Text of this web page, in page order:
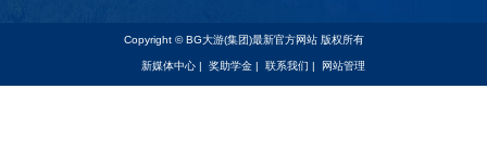
Copyright © BG大游(集团)最新官方网站 版权所有
新媒体中心 | 奖助学金 | 联系我们 | 网站管理